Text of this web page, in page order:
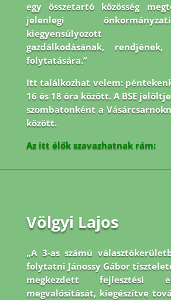
egy összetartó közösség
jelenlegi
kiegyensúlyozott
gazdálkodásának,
folytatására.”
Itt találkozhat velem:
16 és 18 óra között. A BSE
szombatonként a
között.
Az itt élők szavazhatnak rám:
Völgyi Lajos
„A 3-as számú
folytatni Jánossy Gábor
megkezdett fejlesztési
megvalósítását, kiegészítve